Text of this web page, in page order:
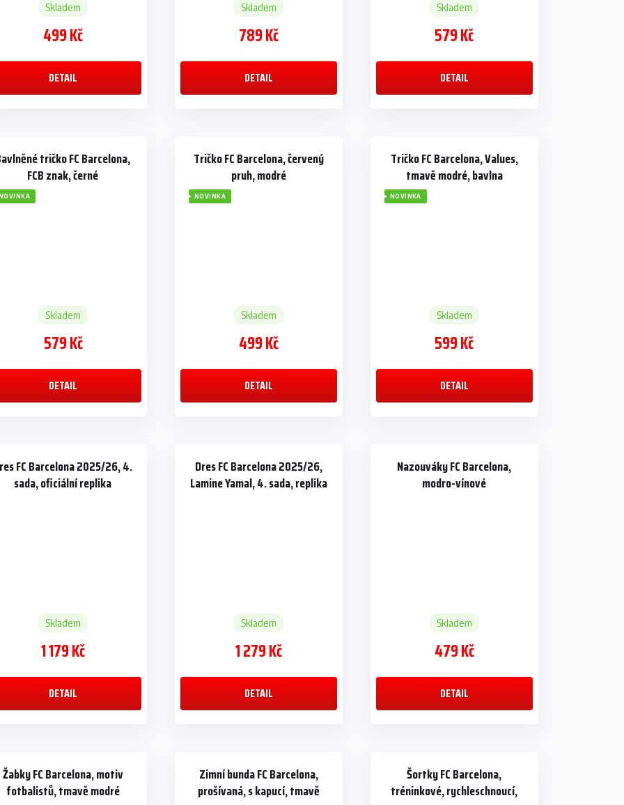
Skladem
499 Kč
DETAIL
Skladem
789 Kč
DETAIL
Skladem
579 Kč
DETAIL
tričko FC Barcelona,
FCB znak, černé
Skladem
579 Kč
DETAIL
Tričko FC Barcelona, červený
pruh, modré
NOVINKA
Skladem
499 Kč
DETAIL
Tričko FC Barcelona, Values,
tmavě modré, bavlna
NOVINKA
Skladem
599 Kč
DETAIL
FC Barcelona 2025/26, 4.
sada, oficiální replika
Skladem
1 179 Kč
DETAIL
Dres FC Barcelona 2025/26,
Lamine Yamal, 4. sada, replika
Skladem
1 279 Kč
DETAIL
Nazouváky FC Barcelona,
modro-vínové
Skladem
479 Kč
DETAIL
Žabky FC Barcelona, motiv
fotbalistů, tmavě modré
Zimní bunda FC Barcelona,
prošívaná, s kapucí, tmavě
Šortky FC Barcelona,
tréninkové, rychleschnoucí,